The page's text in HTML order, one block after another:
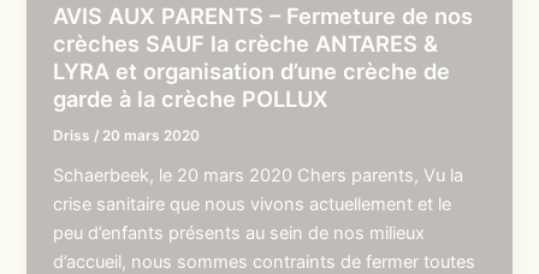
AVIS AUX PARENTS – Fermeture de nos
crèches SAUF la crèche ANTARES &
LYRA et organisation d’une crèche de
garde à la crèche POLLUX
Driss / 20 mars 2020
Schaerbeek, le 20 mars 2020 Chers parents, Vu la
crise sanitaire que nous vivons actuellement et le
peu d’enfants présents au sein de nos milieux
d’accueil, nous sommes contraints de fermer toutes